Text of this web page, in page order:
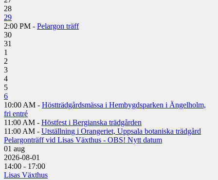
28
29
2:00 PM - Pelargon träff
30
31
1
2
3
4
5
6
10:00 AM - Höstträdgårdsmässa i Hembygdsparken i Ängelholm,
fri entré
11:00 AM - Höstfest i Bergianska trädgården
11:00 AM - Utställning i Orangeriet, Uppsala botaniska trädgård
Pelargonträff vid Lisas Växthus - OBS! Nytt datum
01 aug
2026-08-01
14:00 - 17:00
Lisas Växthus